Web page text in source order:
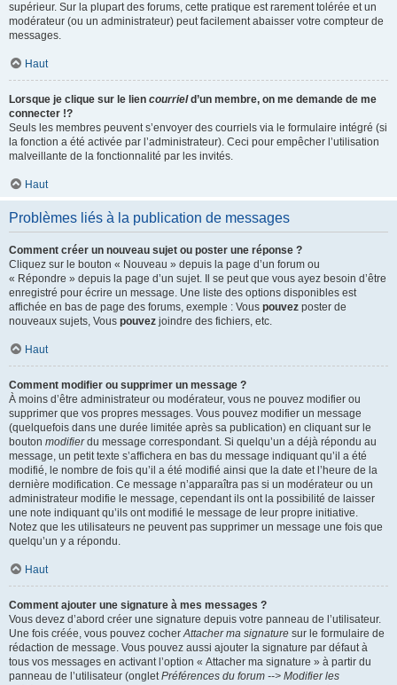
supérieur. Sur la plupart des forums, cette pratique est rarement tolérée et un
modérateur (ou un administrateur) peut facilement abaisser votre compteur de
messages.
Haut
Lorsque je clique sur le lien courrield’un membre, on me demande de me
connecter !?
Seuls les membres peuvent s’envoyer des courriels via le formulaire intégré (si
la fonction a été activée par l’administrateur). Ceci pour empêcher l’utilisation
malveillante de la fonctionnalité par les invités.
Haut
Problèmes liés à la publication de messages
Comment créer un nouveau sujet ou poster une réponse ?
Cliquez sur le bouton « Nouveau » depuis la page d’un forum ou
« Répondre » depuis la page d’un sujet. Il se peut que vous ayez besoin d’être
enregistré pour écrire un message. Une liste des options disponibles est
affichée en bas de page des forums, exemple : Vous pouvez poster de
nouveaux sujets, Vous pouvez joindre des fichiers, etc.
Haut
Comment modifier ou supprimer un message ?
À moins d’être administrateur ou modérateur, vous ne pouvez modifier ou
supprimer que vos propres messages. Vous pouvez modifier un message
(quelquefois dans une durée limitée après sa publication) en cliquant sur le
bouton modifierdu message correspondant. Si quelqu’un a déjà répondu au
message, un petit texte s’affichera en bas du message indiquant qu’il a été
modifié, le nombre de fois qu’il a été modifié ainsi que la date et l’heure de la
dernière modification. Ce message n’apparaîtra pas si un modérateur ou un
administrateur modifie le message, cependant ils ont la possibilité de laisser
une note indiquant qu’ils ont modifié le message de leur propre initiative.
Notez que les utilisateurs ne peuvent pas supprimer un message une fois que
quelqu’un y a répondu.
Haut
Comment ajouter une signature à mes messages ?
Vous devez d’abord créer une signature depuis votre panneau de l’utilisateur.
Une fois créée, vous pouvez cocherAttacher ma signature sur le formulaire de
rédaction de message. Vous pouvez aussi ajouter la signature par défaut à
tous vos messages en activant l’option « Attacher ma signature » à partir du
panneau de l’utilisateur (ongletPréférences du forum --> Modifier les